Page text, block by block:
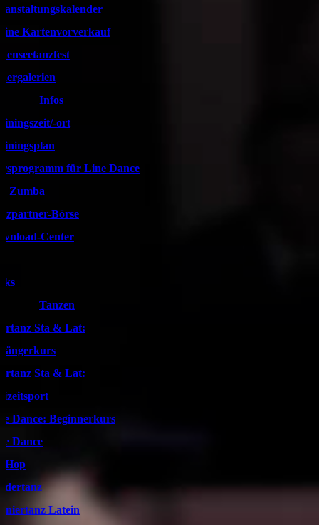
Kartenvorverkauf
Infos
ort
für Line Dance
Zumba
Börse
Center
Tanzen
Sta & Lat:
Sta & Lat:
Dance: Beginnerkurs
Dance
Latein